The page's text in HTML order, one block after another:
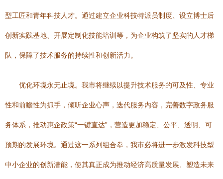
型工匠和青年科技人才。通过建立企业科技特派员制度、设立博士后
创新实践基地、开展定制化技能培训等，为企业构筑了坚实的人才梯
队，保障了技术服务的持续性和创新活力。
优化环境永无止境。我市将继续以提升技术服务的可及性、专业
性和前瞻性为抓手，倾听企业心声，迭代服务内容，完善数字政务服
务体系，推动惠企政策“一键直达”，营造更加稳定、公平、透明、可
预期的发展环境。通过这一系列组合拳，我市必将进一步激发科技型
中小企业的创新潜能，使其真正成为推动经济高质量发展、塑造未来